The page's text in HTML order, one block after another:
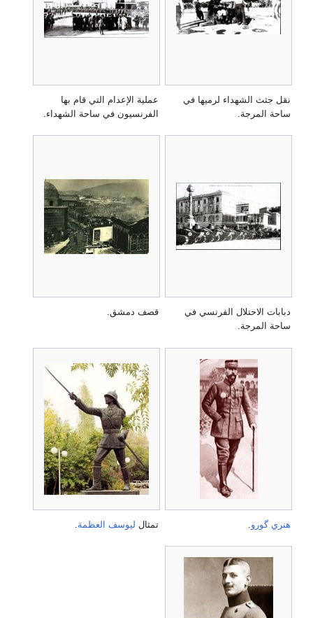
نقل جثث الشهداء لرميها في
ساحة المرجة.
عملية الإعدام التي قام بها
الفرنسيون في ساحة الشهداء.
دبابات الاحتلال الفرنسي في
ساحة المرجة.
قصف دمشق.
هنري گورو تمثال ليوسف العظمة